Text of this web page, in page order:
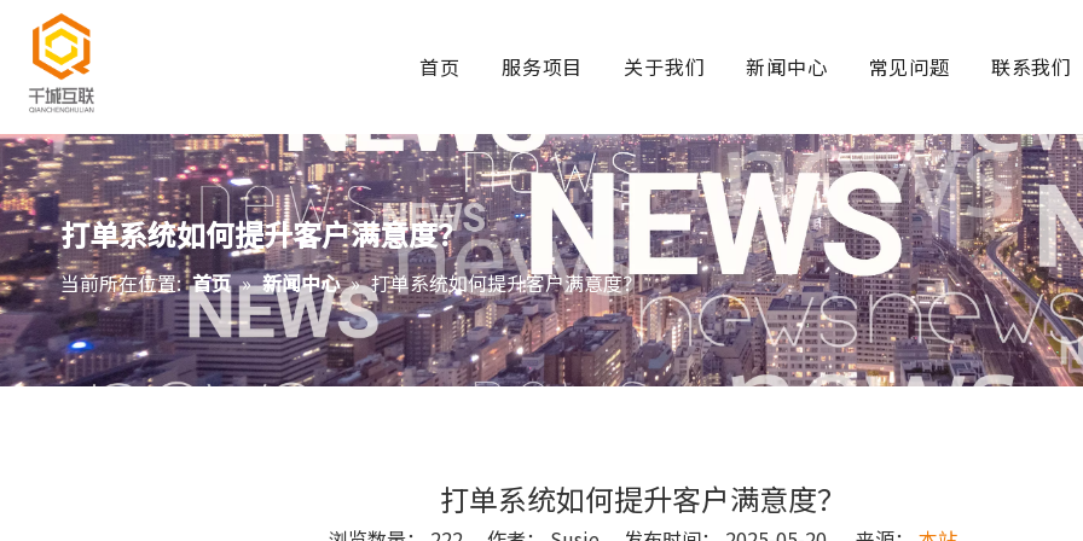
首页 服务项目 关于我们 新闻中心 常见问题 联系我们
打单系统如何提升客户满意度？
当前所在位置: 首页 » 新闻中心 » 打单系统如何提升客户满意度？
打单系统如何提升客户满意度？